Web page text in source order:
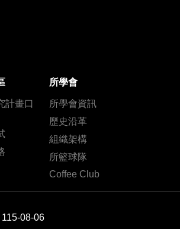
計畫口
所學會
所學會資訊
歷史沿革
組織架構
所籃球隊
Coffee Club
115-08-06